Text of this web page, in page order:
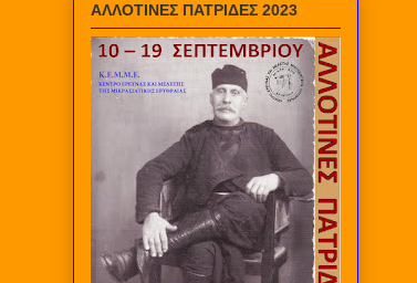
ΑΛΛΟΤΙΝΕΣ ΠΑΤΡΙΔΕΣ 2023